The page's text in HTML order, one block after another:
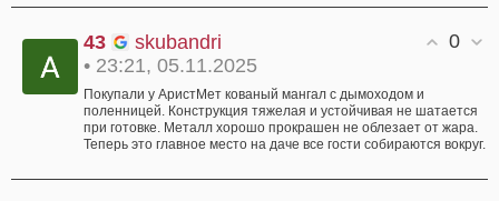
0
43
skubandri
• 23:21, 05.11.2025
Покупали у АристМет кованый мангал с дымоходом и
поленницей. Конструкция тяжелая и устойчивая не шатается
при готовке. Металл хорошо прокрашен не облезает от жара.
Теперь это главное место на даче все гости собираются вокруг.